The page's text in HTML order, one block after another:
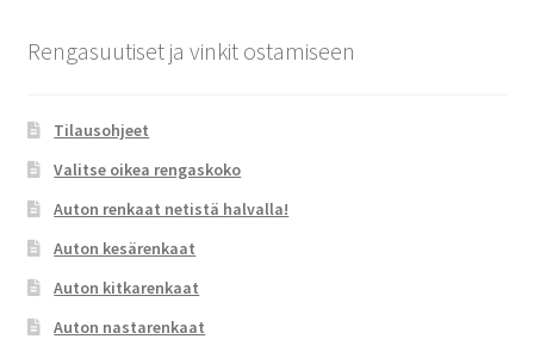
Rengasuutiset ja vinkit ostamiseen
Tilausohjeet
Valitse oikea rengaskoko
Auton renkaat netistä halvalla!
Auton kesärenkaat
Auton kitkarenkaat
Auton nastarenkaat